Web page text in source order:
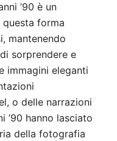
’90 è un
forma
mantenendo
sorprendere e
immagini eleganti
o delle narrazioni
’90 hanno lasciato
della fotografia